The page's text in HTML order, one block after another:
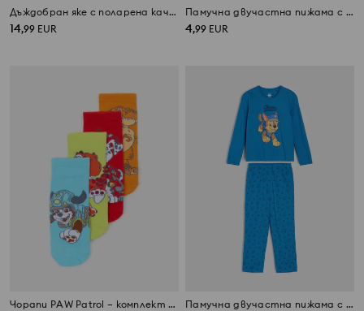
Дъждобран яке с поларена качулка и светлоотразителни елементи PAW Patrol
14,99 EUR
Памучна двучастна пижама с принт PAW Patrol
4,99 EUR
Чорапи PAW Patrol – комплект 4 бр. Памучна двучастна пижама с принт PAW Patrol